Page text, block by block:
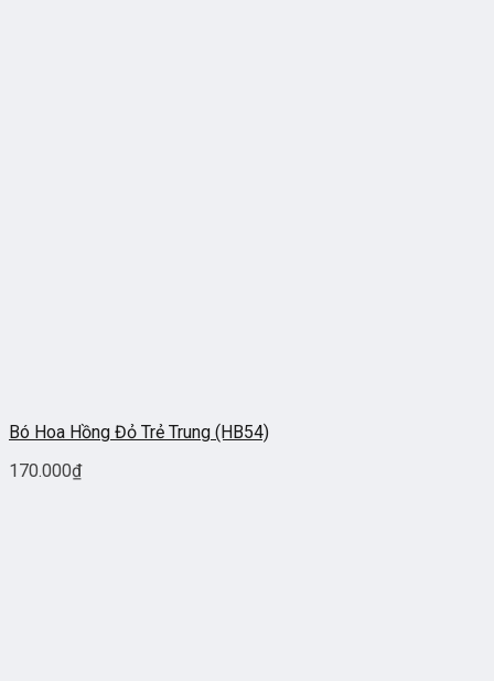
Bó Hoa Hồng Đỏ Trẻ Trung (HB54)
170.000₫